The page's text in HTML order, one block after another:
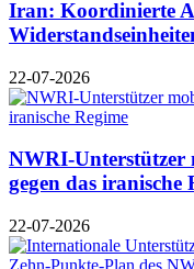
Iran: Koordinierte
22-07-2026
NWRI-Unterstützer
gegen das iranische
22-07-2026